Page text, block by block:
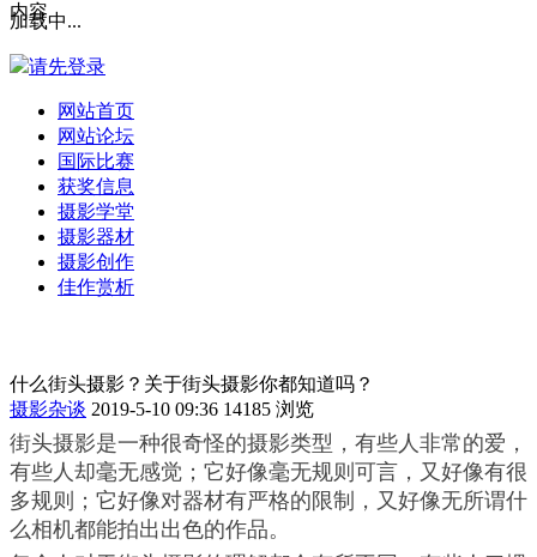
加载中...
请先登录
网站首页
网站论坛
国际比赛
获奖信息
摄影学堂
摄影器材
摄影创作
佳作赏析
内容
什么街头摄影？关于街头摄影你都知道吗？
摄影杂谈 2019-5-10 09:36 14185 浏览
街头摄影是一种很奇怪的摄影类型，有些人非常的爱，
有些人却毫无感觉；它好像毫无规则可言，又好像有很
多规则；它好像对器材有严格的限制，又好像无所谓什
么相机都能拍出出色的作品。